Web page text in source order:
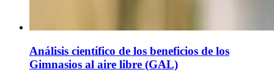
Análisis científico de los beneficios de los
Gimnasios al aire libre (GAL)